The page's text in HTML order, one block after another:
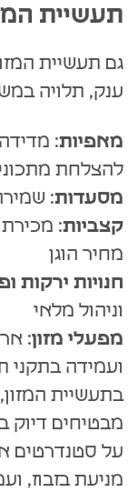
תעשיית
גם תעשיית
ענק, תלויה
מאפיות:
להצלחת
מסעדות:
קצביות:
מחיר הוגן
חנויות ירקות
וניהול מלאי
מפעלי מזון:
ועמידה בתקני
בתעשיית
מבטיחים דיוק
על סטנדרטים
מניעת בזבוז,